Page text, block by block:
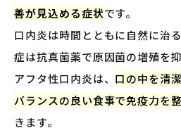
善が見込める症状です。
口内炎は時間とともに自然に治
症は抗真菌薬で原因菌の増殖を
アフタ性口内炎は、 口の中を清
バランスの良い食事で免疫力を
きます。